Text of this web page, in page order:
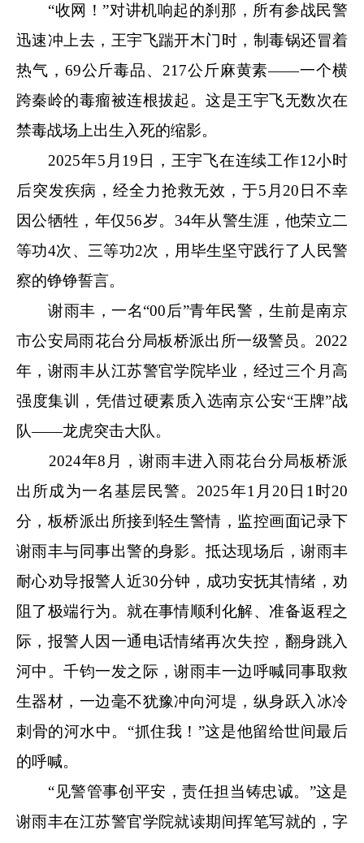
“收网！”对讲机响起的刹那，所有参战民警
迅速冲上去，王宇飞踹开木门时，制毒锅还冒着
热气，69公斤毒品、217公斤麻黄素——一个横
跨秦岭的毒瘤被连根拔起。这是王宇飞无数次在
禁毒战场上出生入死的缩影。
2025年5月19日，王宇飞在连续工作12小时
后突发疾病，经全力抢救无效，于5月20日不幸
因公牺牲，年仅56岁。34年从警生涯，他荣立二
等功4次、三等功2次，用毕生坚守践行了人民警
察的铮铮誓言。
谢雨丰，一名“00后”青年民警，生前是南京
市公安局雨花台分局板桥派出所一级警员。2022
年，谢雨丰从江苏警官学院毕业，经过三个月高
强度集训，凭借过硬素质入选南京公安“王牌”战
队——龙虎突击大队。
2024年8月，谢雨丰进入雨花台分局板桥派
出所成为一名基层民警。2025年1月20日1时20
分，板桥派出所接到轻生警情，监控画面记录下
谢雨丰与同事出警的身影。抵达现场后，谢雨丰
耐心劝导报警人近30分钟，成功安抚其情绪，劝
阻了极端行为。就在事情顺利化解、准备返程之
际，报警人因一通电话情绪再次失控，翻身跳入
河中。千钧一发之际，谢雨丰一边呼喊同事取救
生器材，一边毫不犹豫冲向河堤，纵身跃入冰冷
刺骨的河水中。“抓住我！”这是他留给世间最后
的呼喊。
“见警管事创平安，责任担当铸忠诚。”这是
谢雨丰在江苏警官学院就读期间挥笔写就的，字